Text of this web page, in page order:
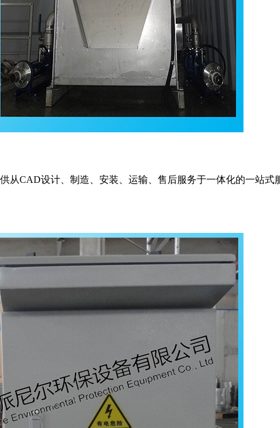
从CAD设计、制造、安装、运输、售后服务于一体化的一站